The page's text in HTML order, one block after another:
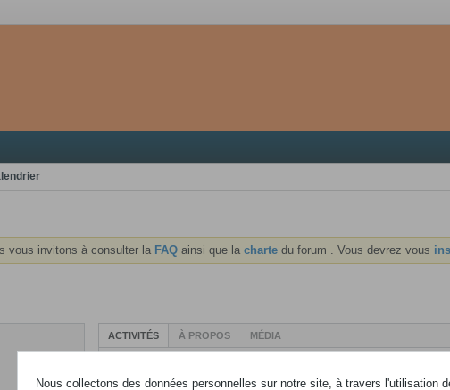
vous invitons à consulter la FAQ ainsi que la charte du forum . Vous devrez vous
ACTIVITÉS À PROPOS MÉDIA
Nous collectons des données personnelles sur notre site, à travers l'utilisation